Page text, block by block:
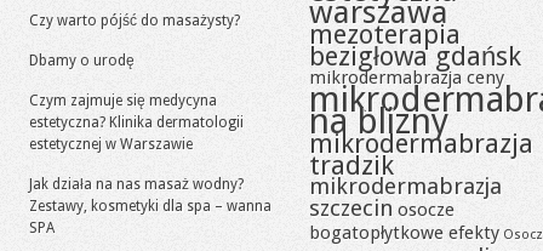
Czy warto pójść do masażysty?
Dbamy o urodę
Czym zajmuje się medycyna
estetyczna? Klinika dermatologii
estetycznej w Warszawie
Jak działa na nas masaż wodny?
Zestawy, kosmetyki dla spa – wanna
SPA
warszawa
mezoterapia
bezigłowa gdańsk
mikrodermabrazja ceny
na blizny
mikrodermabrazja
tradzik
mikrodermabrazja
szczecin osocze
bogatopłytkowe efekty